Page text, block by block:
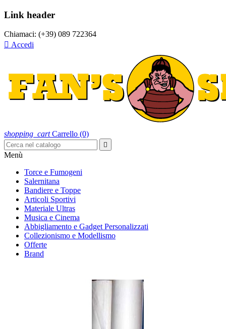
Link header
Chiamaci: (+39) 089 722364
 Accedi
shopping_cart Carrello (0)

Menù
Torce e Fumogeni
Salernitana
Bandiere e Toppe
Articoli Sportivi
Materiale Ultras
Musica e Cinema
Abbigliamento e Gadget Personalizzati
Collezionismo e Modellismo
Offerte
Brand